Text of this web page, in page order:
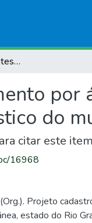
Projeto cadastro de fontes de abastecimento por água subterrânea, estado do Rio Grande do Norte: diagnóstico do município de Guamaré
por
do
citar este item
16968
Projeto
estado do Rio